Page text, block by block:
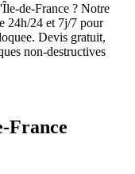
de-France ? Notre
24h/24 et 7j/7 pour
Devis gratuit,
non-destructives
France